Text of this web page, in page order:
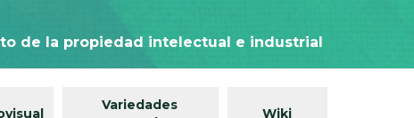
de la propiedad intelectual e industrial
Variedades
Wiki